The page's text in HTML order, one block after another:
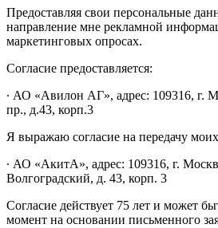
Предоставляя свои персональные
направление мне рекламной
маркетинговых опросах.
Согласие предоставляется:
∙ АО «Авилон АГ», адрес: 109316, г.
пр., д.43, корп.3
Я выражаю согласие на передачу
∙ АО «АкитА», адрес: 109316, г.
Волгоградский, д. 43, корп. 3
Согласие действует 75 лет и может
момент на основании письменного